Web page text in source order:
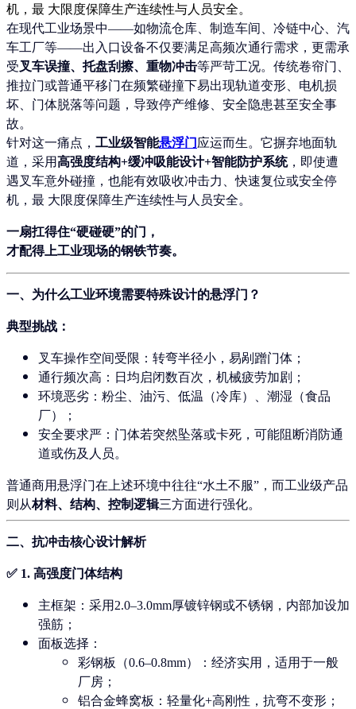
机，最 大限度保障生产连续性与人员安全。
在现代工业场景中——如物流仓库、制造车间、冷链中心、汽
车工厂等——出入口设备不仅要满足高频次通行需求，更需承
受叉车误撞、托盘刮擦、重物冲击等严苛工况。传统卷帘门、
推拉门或普通平移门在频繁碰撞下易出现轨道变形、电机损
坏、门体脱落等问题，导致停产维修、安全隐患甚至安全事
故。
针对这一痛点， 工业级智能悬浮门 应运而生。它摒弃地面轨
道，采用高强度结构+缓冲吸能设计+智能防护系统，即使遭
遇叉车意外碰撞，也能有效吸收冲击力、快速复位或安全停
机，最 大限度保障生产连续性与人员安全。
一扇扛得住“硬碰硬”的门，
才配得上工业现场的钢铁节奏。
一、为什么工业环境需要特殊设计的悬浮门？
典型挑战：
叉车操作空间受限 ：转弯半径小，易剐蹭门体；
通行频次高 ：日均启闭数百次，机械疲劳加剧；
环境恶劣 ：粉尘、油污、低温（冷库）、潮湿（食品
厂）；
安全要求严 ：门体若突然坠落或卡死，可能阻断消防通
道或伤及人员。
普通商用悬浮门在上述环境中往往“水土不服”，而工业级产品
则从材料、结构、控制逻辑三方面进行强化。
二、抗冲击核心设计解析
✅ 1. 高强度门体结构
主框架 ：采用2.0–3.0mm厚镀锌钢或不锈钢，内部加设加
强筋；
面板选择 ：
彩钢板（0.6–0.8mm）：经济实用，适用于一般
厂房；
铝合金蜂窝板：轻量化+高刚性，抗弯不变形；